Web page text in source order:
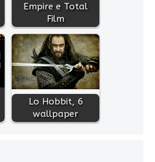
Empire e Total
Film
Lo Hobbit, 6
wallpaper